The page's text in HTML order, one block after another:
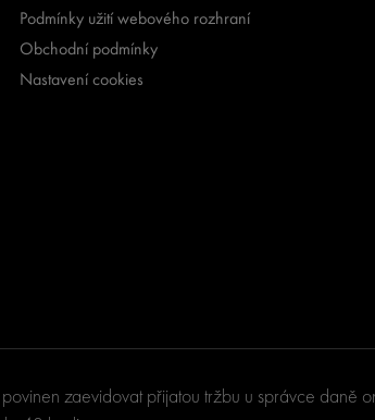
Podmínky užití webového rozhraní
Obchodní podmínky
Nastavení cookies
zaevidovat přijatou tržbu u správce daně